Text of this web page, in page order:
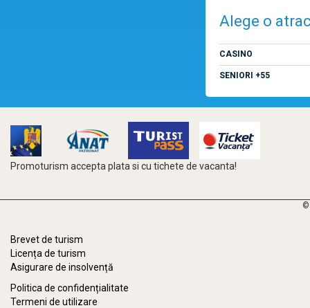
Alege o
CASINO
SENIORI +55
Promoturism accepta plata si cu tichete de vacanta!
©
Brevet de turism
Licența de turism
Asigurare de insolvență
Politica de confidențialitate
Termeni de utilizare